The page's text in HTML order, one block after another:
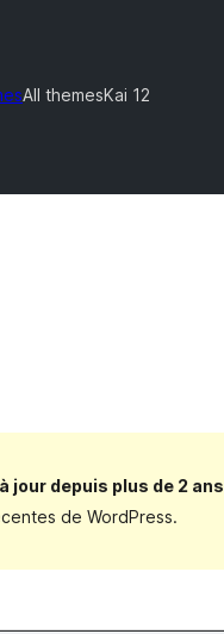
All themesKai 12
jour depuis plus de 2 ans
de WordPress.